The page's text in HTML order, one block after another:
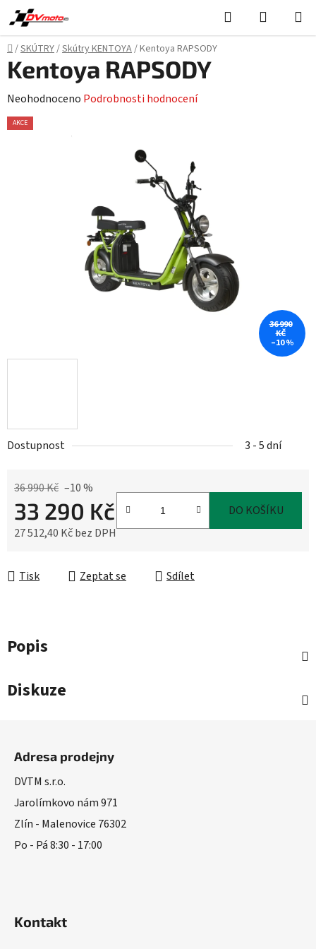
Přejít
na
obsah
Hledat
KOŠÍK
Domů
/SKÚTRY/Skútry KENTOYA/Kentoya RAPSODY
Dostupnost 3 - 5 dní
36 990 Kč –10 %
33 290 Kč
27 512,40 Kč bez DPH
DO KOŠÍKU
Tisk Zeptat se Sdílet
Kentoya RAPSODY
Průměrné
hodnocení
Neohodnoceno Podrobnosti hodnocení
AKCE
36 990
KČ
–10 %
Popis
Diskuze
Adresa prodejny
DVTM s.r.o.
Jarolímkovo nám 971
Zlín - Malenovice 76302
Po - Pá 8:30 - 17:00
Kontakt